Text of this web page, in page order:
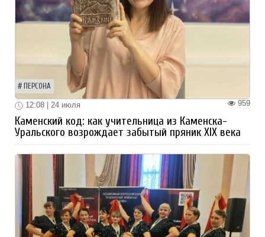
ПЕРСОНА
959
12:08 | 24 июля
Каменский код: как учительница из Каменска-
Уральского возрождает забытый пряник XIX века